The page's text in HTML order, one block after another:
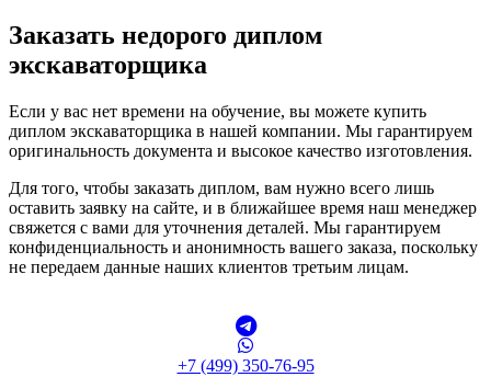
Заказать недорого диплом
экскаваторщика
Если у вас нет времени на обучение, вы можете купить
диплом экскаваторщика в нашей компании. Мы гарантируем
оригинальность документа и высокое качество изготовления.
Для того, чтобы заказать диплом, вам нужно всего лишь
оставить заявку на сайте, и в ближайшее время наш менеджер
свяжется с вами для уточнения деталей. Мы гарантируем
конфиденциальность и анонимность вашего заказа, поскольку
не передаем данные наших клиентов третьим лицам.
+7 (499) 350-76-95